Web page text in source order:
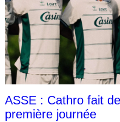
ASSE : Cathro fait
première journée